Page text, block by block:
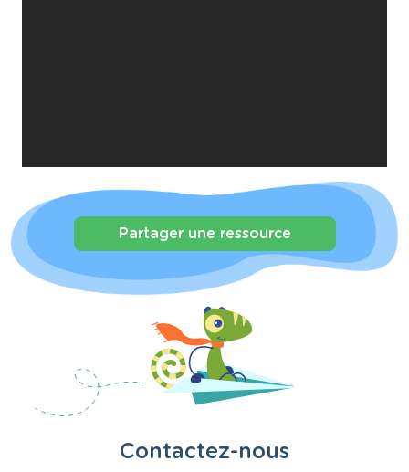
Partager une ressource
Contactez-nous